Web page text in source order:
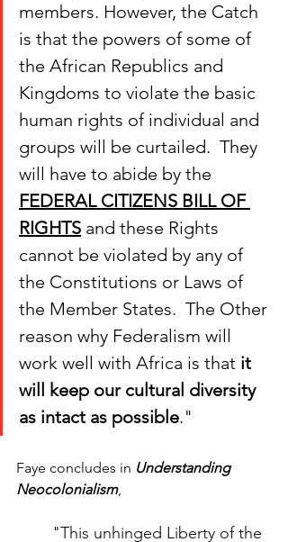
members. However, the Catch
is that the powers of some of
the African Republics and
Kingdoms to violate the basic
human rights of individual and
groups will be curtailed.  They
will have to abide by the
FEDERAL CITIZENS BILL OF
RIGHTS and these Rights
cannot be violated by any of
the Constitutions or Laws of
the Member States.  The Other
reason why Federalism will
work well with Africa is that it
will keep our cultural diversity
as intact as possible."
Faye concludes in Understanding
Neocolonialism,
"This unhinged Liberty of the